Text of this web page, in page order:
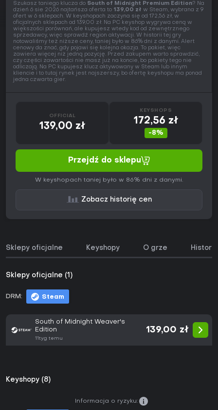
Szukasz taniego klucza do South of Midnight Premium Edition? Na
dzień 6 sie 2026 najtańsza oferta to 139,00 zł w Steam, wybrana z 9
ofert w 6 sklepach. W keyshopach zaczyna się od 172,56 zł, w
oficjalnych sklepach od 139,00 zł. Na PC keyshop wygrywa ceną w
większości porównań, ale kupujesz wtedy kod od zewnętrznego
sprzedawcy, więc sprawdź region aktywacji. W historii tej gry
notowaliśmy też niższe ceny, taniej było w 86% dni z danymi. Alert
cenowy da znać, gdy pojawi się kolejna okazja. To pakiet, więc
zawiera więcej niż jedną pozycję. Przed zakupem warto sprawdzić,
czy części zawartości nie masz już na koncie, bo pakiety tego nie
odliczają. Na PC kupujesz klucz aktywowany w Steam lub innym
kliencie i to tutaj rynek jest najszerszy, bo ofertę keyshopu ma ponad
jedna czwarta gier.
OFFICIAL
139,00 zł
KEYSHOPS
172,56 zł
-8%
Przejdź do sklepu
W keyshopach taniej było w 86% dni z danymi.
Zobacz historię cen
Sklepy oficjalne Keyshopy O grze
Sklepy oficjalne (1)
DRM: Steam
South of Midnight Weaver's
Edition
11tyg temu
139,00 zł
Keyshopy (8)
Informacja o ryzyku: